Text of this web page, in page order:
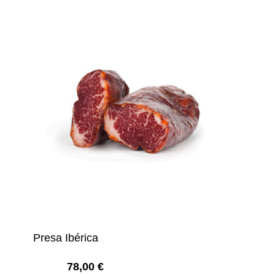
Presa Ibérica
78,00 €